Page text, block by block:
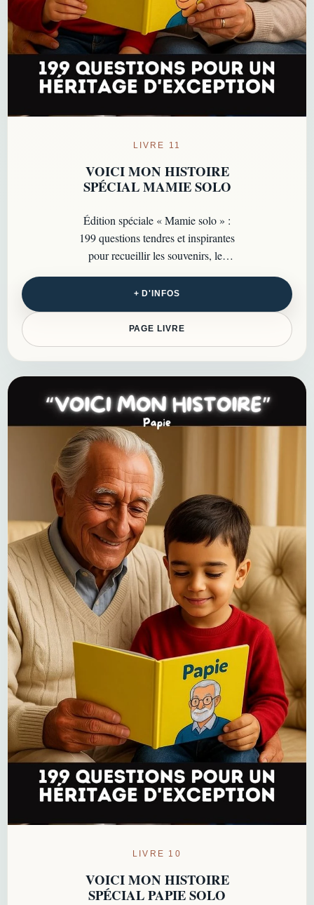
LIVRE 11
VOICI MON HISTOIRE
SPÉCIAL MAMIE SOLO
Édition spéciale « Mamie solo » :
199 questions tendres et inspirantes
pour recueillir les souvenirs, les
marquants à transmettre…
+ D'INFOS
PAGE LIVRE
LIVRE 10
VOICI MON HISTOIRE
SPÉCIAL PAPIE SOLO